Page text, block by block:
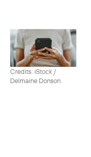
Credits: iStock /
Delmaine Donson